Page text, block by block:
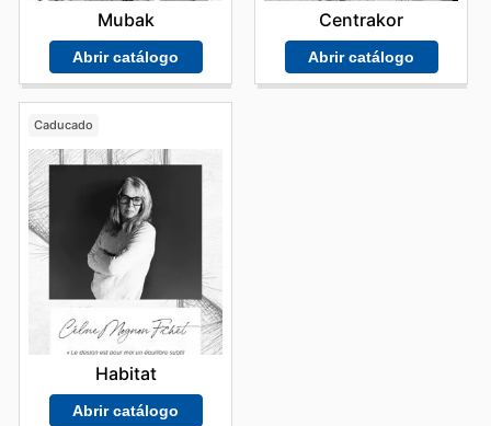
Mubak
Abrir catálogo
Centrakor
Abrir catálogo
Caducado
Habitat
Abrir catálogo